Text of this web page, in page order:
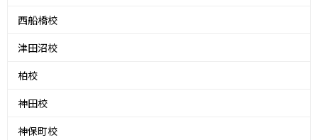
西船橋校
津田沼校
柏校
神田校
神保町校